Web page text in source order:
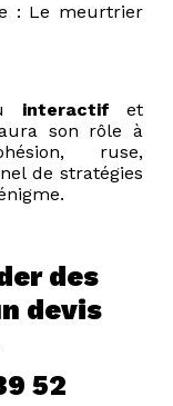
: Le meurtrier
interactif et
son rôle à
ruse,
de stratégies
des
devis
52